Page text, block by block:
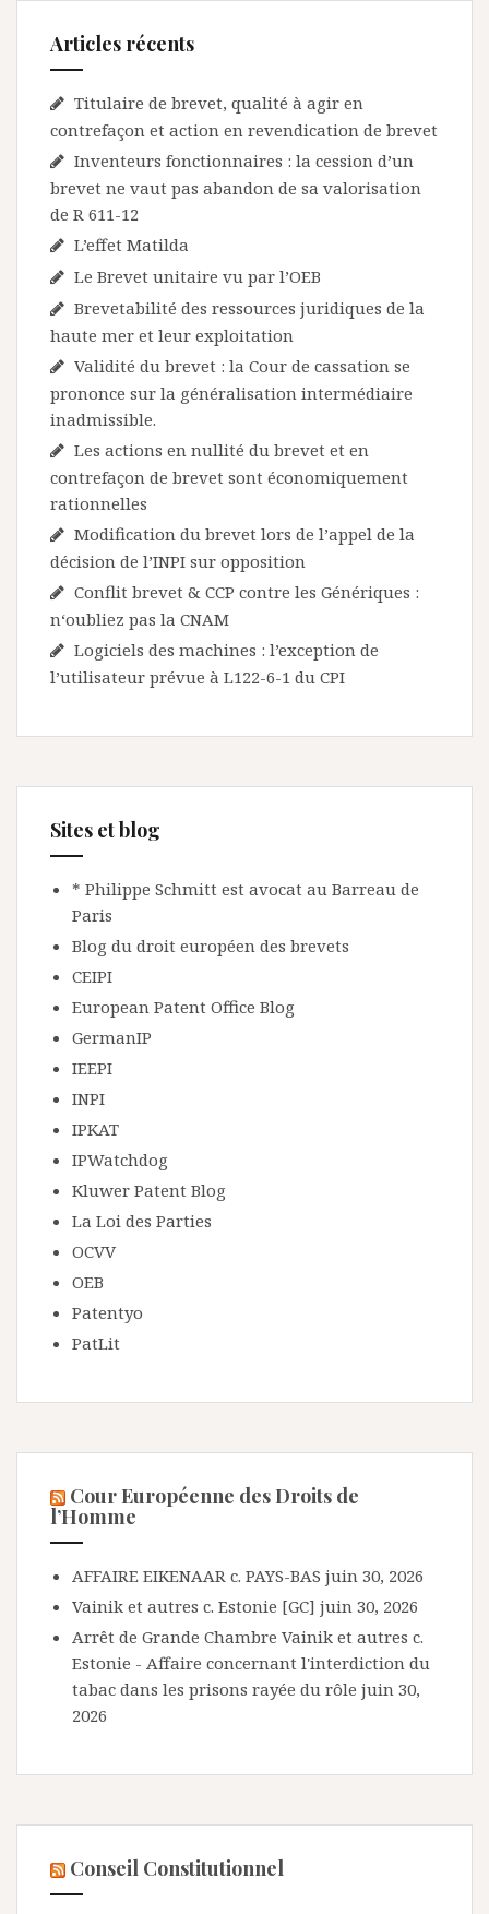
Articles récents
Titulaire de brevet, qualité à agir en
contrefaçon et action en revendication de brevet
Inventeurs fonctionnaires : la cession d’un
brevet ne vaut pas abandon de sa valorisation
de R 611-12
L’effet Matilda
Le Brevet unitaire vu par l’OEB
Brevetabilité des ressources juridiques de la
haute mer et leur exploitation
Validité du brevet : la Cour de cassation se
prononce sur la généralisation intermédiaire
inadmissible.
Les actions en nullité du brevet et en
contrefaçon de brevet sont économiquement
rationnelles
Modification du brevet lors de l’appel de la
décision de l’INPI sur opposition
Conflit brevet & CCP contre les Génériques :
n‘oubliez pas la CNAM
Logiciels des machines : l’exception de
l’utilisateur prévue à L122-6-1 du CPI
Sites et blog
* Philippe Schmitt est avocat au Barreau de
Paris
Blog du droit européen des brevets
CEIPI
European Patent Office Blog
GermanIP
IEEPI
INPI
IPKAT
IPWatchdog
Kluwer Patent Blog
La Loi des Parties
OCVV
OEB
Patentyo
PatLit
Cour Européenne des Droits de
l’Homme
AFFAIRE EIKENAAR c. PAYS-BAS juin 30, 2026
Vainik et autres c. Estonie [GC] juin 30, 2026
Arrêt de Grande Chambre Vainik et autres c.
Estonie - Affaire concernant l'interdiction du
tabac dans les prisons rayée du rôle juin 30,
2026
Conseil Constitutionnel